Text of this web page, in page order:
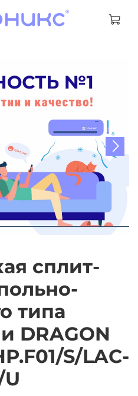
сплит-
типа
DRAGON
S/LAC-
U